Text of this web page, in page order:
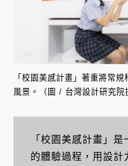
「校園美感計畫」著重將常
風景。（圖 / 台灣設計研究院
「校園美感計畫」
的體驗過程，用設計